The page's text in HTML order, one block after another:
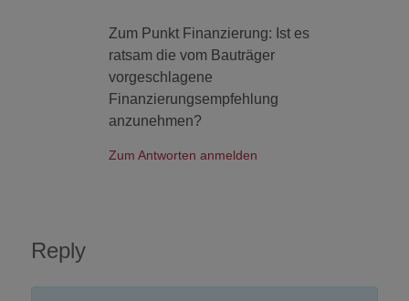
Zum Punkt Finanzierung: Ist es
ratsam die vom Bauträger
vorgeschlagene
Finanzierungsempfehlung
anzunehmen?
Zum Antworten anmelden
Reply